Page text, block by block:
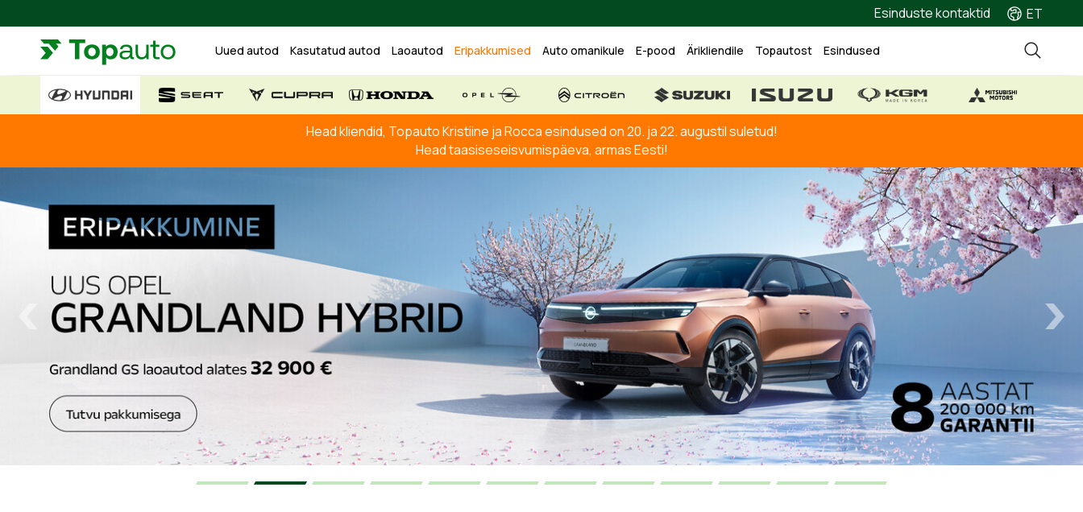
Esinduste kontaktid ET
Uued autod Kasutatud autod Laoautod Eripakkumised Auto omanikule E-pood Ärikliendile Topautost Esindused
Head kliendid, Topauto Kristiine ja Rocca esindused on 20. ja 22. augustil suletud!
Head taasiseseisvumispäeva, armas Eesti!